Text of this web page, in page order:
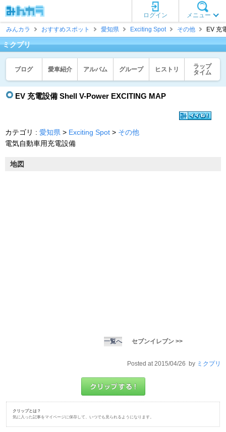
メニュー
ログイン
みんカラ
おすすめスポット 愛知県 Exciting Spot その他 EV 充
ミクプリ
ブログ 愛車紹介 アルバム グループ ヒストリ
ラップ
タイム
EV 充電設備 Shell V-Power EXCITING MAP
カテゴリ : 愛知県 > Exciting Spot > その他
電気自動車用充電設備
地図
一覧へ セブンイレブン >>
Posted at 2015/04/26 by ミクプリ
クリップとは？
気に入った記事をマイページに保存して、いつでも見られるようになります。